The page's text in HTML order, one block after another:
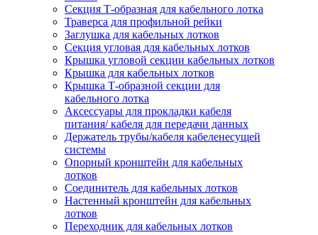
Секция Т-образная для кабельного лотка
Траверса для профильной рейки
Заглушка для кабельных лотков
Секция угловая для кабельных лотков
Крышка угловой секции кабельных лотков
Крышка для кабельных лотков
Крышка Т-образной секции для
кабельного лотка
Аксессуары для прокладки кабеля
питания/ кабеля для передачи данных
Держатель трубы/кабеля кабеленесущей
системы
Опорный кронштейн для кабельных
лотков
Соединитель для кабельных лотков
Настенный кронштейн для кабельных
лотков
Переходник для кабельных лотков